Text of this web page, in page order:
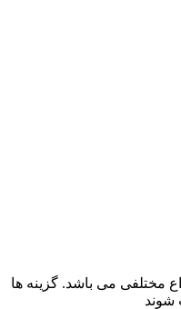
مختلفی می باشد. گزینه ها